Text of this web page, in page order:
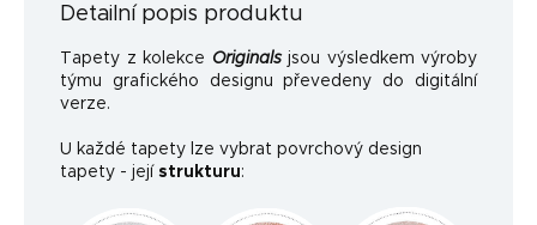
Detailní popis produktu
Tapety z kolekce Originalsjsou výsledkem výroby
týmu grafického designu převedeny do digitální
verze.
U každé tapety lze vybrat povrchový design
tapety - její strukturu: